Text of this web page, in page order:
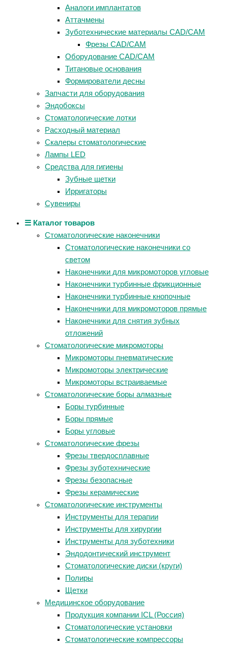
Аналоги имплантатов
Аттачмены
Зуботехнические материалы CAD/CAM
Фрезы CAD/CAM
Оборудование CAD/CAM
Титановые основания
Формирователи десны
Запчасти для оборудования
Эндобоксы
Стоматологические лотки
Расходный материал
Скалеры стоматологические
Лампы LED
Средства для гигиены
Зубные щетки
Ирригаторы
Сувениры
☰ Каталог товаров
Стоматологические наконечники
Стоматологические наконечники со
светом
Наконечники для микромоторов угловые
Наконечники турбинные фрикционные
Наконечники турбинные кнопочные
Наконечники для микромоторов прямые
Наконечники для снятия зубных
отложений
Стоматологические микромоторы
Микромоторы пневматические
Микромоторы электрические
Микромоторы встраиваемые
Стоматологические боры алмазные
Боры турбинные
Боры прямые
Боры угловые
Стоматологические фрезы
Фрезы твердосплавные
Фрезы зуботехнические
Фрезы безопасные
Фрезы керамические
Стоматологические инструменты
Инструменты для терапии
Инструменты для хирургии
Инструменты для зуботехники
Эндодонтический инструмент
Стоматологические диски (круги)
Полиры
Щетки
Медицинское оборудование
Продукция компании ICL (Россия)
Стоматологические установки
Стоматологические компрессоры